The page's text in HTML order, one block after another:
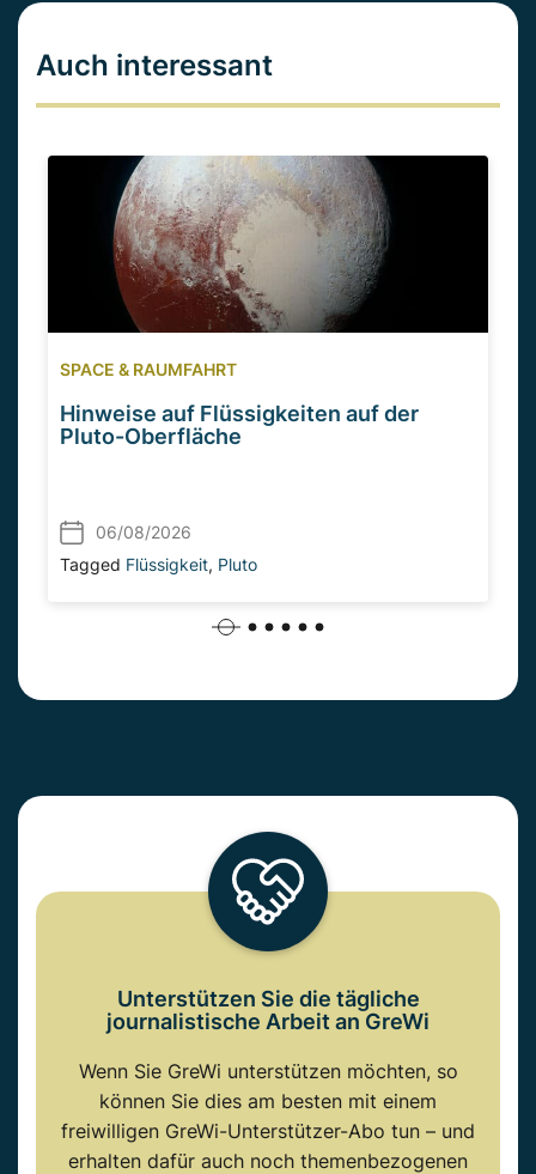
Auch interessant
SPACE & RAUMFAHRT
Hinweise auf Flüssigkeiten auf der
Pluto-Oberfläche
06/08/2026
Tagged Flüssigkeit, Pluto
Unterstützen Sie die tägliche
journalistische Arbeit an GreWi
Wenn Sie GreWi unterstützen möchten, so
können Sie dies am besten mit einem
freiwilligen GreWi-Unterstützer-Abo tun – und
erhalten dafür auch noch themenbezogenen